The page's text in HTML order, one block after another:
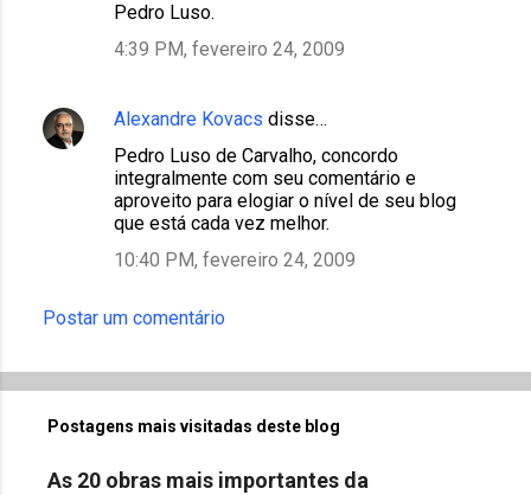
Pedro Luso.
4:39 PM, fevereiro 24, 2009
Alexandre Kovacs disse…
Pedro Luso de Carvalho, concordo
integralmente com seu comentário e
aproveito para elogiar o nível de seu blog
que está cada vez melhor.
10:40 PM, fevereiro 24, 2009
Postar um comentário
Postagens mais visitadas deste blog
As 20 obras mais importantes da